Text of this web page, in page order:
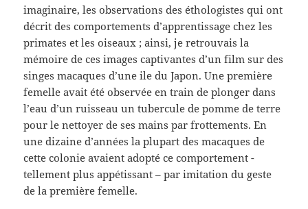
imaginaire, les observations des éthologistes qui ont
décrit des comportements d’apprentissage chez les
primates et les oiseaux ; ainsi, je retrouvais la
mémoire de ces images captivantes d’un film sur des
singes macaques d’une ile du Japon. Une première
femelle avait été observée en train de plonger dans
l’eau d’un ruisseau un tubercule de pomme de terre
pour le nettoyer de ses mains par frottements. En
une dizaine d’années la plupart des macaques de
cette colonie avaient adopté ce comportement -
tellement plus appétissant – par imitation du geste
de la première femelle.